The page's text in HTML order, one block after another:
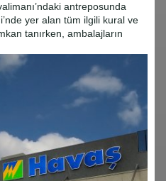
antreposunda
yer alan tüm ilgili kural ve
tanırken, ambalajların